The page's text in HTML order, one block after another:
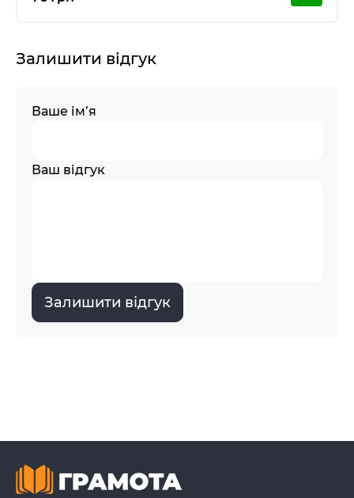
Залишити відгук
Ваше ім’я
Ваш відгук
Залишити відгук